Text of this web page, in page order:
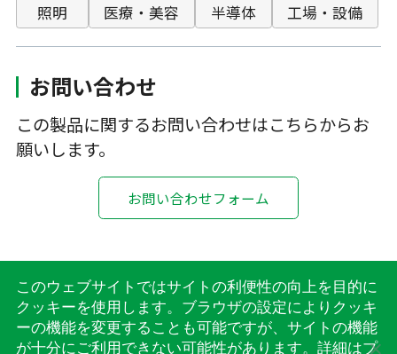
照明 医療・美容 半導体 工場・設備
お問い合わせ
この製品に関するお問い合わせはこちらからお
願いします。
お問い合わせフォーム
このウェブサイトではサイトの利便性の向上を目的に
クッキーを使用します。ブラウザの設定によりクッキ
ーの機能を変更することも可能ですが、サイトの機能
が十分にご利用できない可能性があります。詳細はプ
お問い合わせ プライバシーポリシー サイトマップ